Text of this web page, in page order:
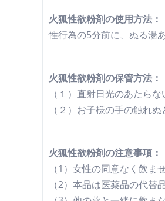
火狐性欲粉剤の使用方法：
性行為の5分前に、ぬる湯
火狐性欲粉剤の保管方法：
（１）直射日光のあたらな
（２）お子様の手の触れ
火狐性欲粉剤の注意事項：
（1）女性の同意なく飲ま
（2）本品は医薬品の代替